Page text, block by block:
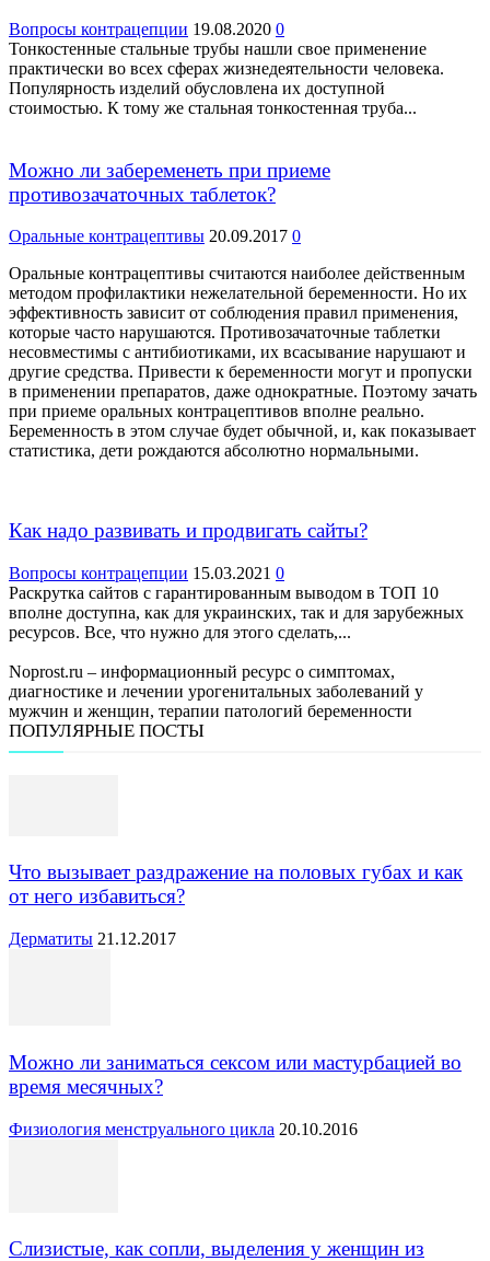
Вопросы контрацепции 19.08.2020 0
Тонкостенные стальные трубы нашли свое применение
практически во всех сферах жизнедеятельности человека.
Популярность изделий обусловлена их доступной
стоимостью. К тому же стальная тонкостенная труба...
Можно ли забеременеть при приеме
противозачаточных таблеток?
Оральные контрацептивы 20.09.2017 0
Оральные контрацептивы считаются наиболее действенным
методом профилактики нежелательной беременности. Но их
эффективность зависит от соблюдения правил применения,
которые часто нарушаются. Противозачаточные таблетки
несовместимы с антибиотиками, их всасывание нарушают и
другие средства. Привести к беременности могут и пропуски
в применении препаратов, даже однократные. Поэтому зачать
при приеме оральных контрацептивов вполне реально.
Беременность в этом случае будет обычной, и, как показывает
статистика, дети рождаются абсолютно нормальными.
Как надо развивать и продвигать сайты?
Вопросы контрацепции 15.03.2021 0
Раскрутка сайтов с гарантированным выводом в ТОП 10
вполне доступна, как для украинских, так и для зарубежных
ресурсов. Все, что нужно для этого сделать,...
Noprost.ru – информационный ресурс о симптомах,
диагностике и лечении урогенитальных заболеваний у
мужчин и женщин, терапии патологий беременности
ПОПУЛЯРНЫЕ ПОСТЫ
Что вызывает раздражение на половых губах и как
от него избавиться?
Дерматиты 21.12.2017
Можно ли заниматься сексом или мастурбацией во
время месячных?
Физиология менструального цикла 20.10.2016
Слизистые, как сопли, выделения у женщин из